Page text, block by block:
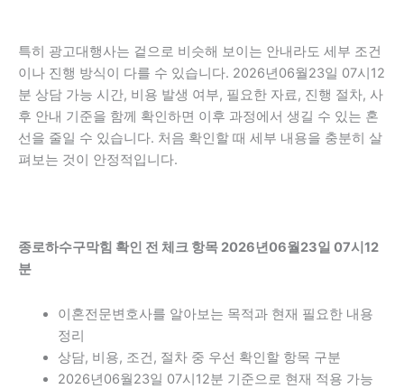
특히 광고대행사는 겉으로 비슷해 보이는 안내라도 세부 조건
이나 진행 방식이 다를 수 있습니다. 2026년06월23일 07시12
분 상담 가능 시간, 비용 발생 여부, 필요한 자료, 진행 절차, 사
후 안내 기준을 함께 확인하면 이후 과정에서 생길 수 있는 혼
선을 줄일 수 있습니다. 처음 확인할 때 세부 내용을 충분히 살
펴보는 것이 안정적입니다.
종로하수구막힘 확인 전 체크 항목 2026년06월23일 07시12
분
이혼전문변호사를 알아보는 목적과 현재 필요한 내용
정리
상담, 비용, 조건, 절차 중 우선 확인할 항목 구분
2026년06월23일 07시12분 기준으로 현재 적용 가능